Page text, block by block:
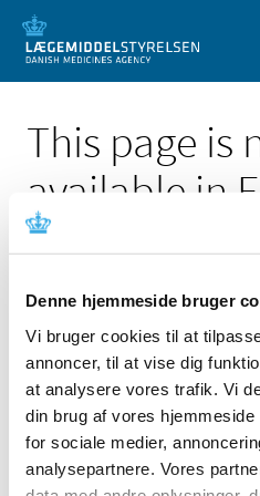
Denne hjemmeside bruger
Vi bruger cookies til at
annoncer, til at vise dig
at analysere vores trafik. Vi
din brug af vores
for sociale medier,
analysepartnere. Vores
This page is
available in
Click here to see the Danish
Standalone Vitreous Probe
Go to English frontpage